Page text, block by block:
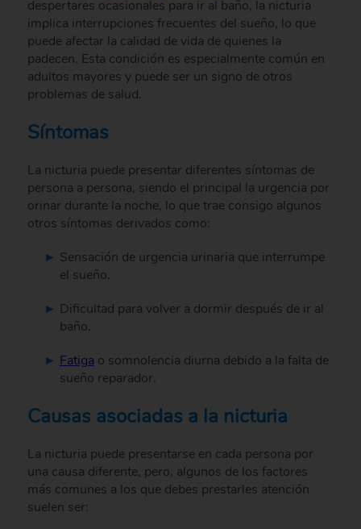
despertares ocasionales para ir al baño, la nicturia
implica interrupciones frecuentes del sueño, lo que
puede afectar la calidad de vida de quienes la
padecen. Esta condición es especialmente común en
adultos mayores y puede ser un signo de otros
problemas de salud.
Síntomas
La nicturia puede presentar diferentes síntomas de
persona a persona, siendo el principal la urgencia por
orinar durante la noche, lo que trae consigo algunos
otros síntomas derivados como:
Sensación de urgencia urinaria que interrumpe
el sueño.
Dificultad para volver a dormir después de ir al
baño.
Fatiga o somnolencia diurna debido a la falta de
sueño reparador.
Causas asociadas a la nicturia
La nicturia puede presentarse en cada persona por
una causa diferente, pero, algunos de los factores
más comunes a los que debes prestarles atención
suelen ser: